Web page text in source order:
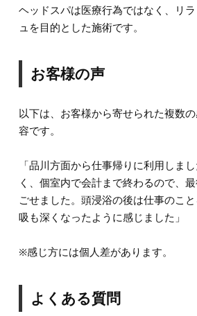
ヘッドスパは医療行為ではなく、リ
ュを目的とした施術です。
お客様の声
以下は、お客様から寄せられた複数
容です。
「品川方面から仕事帰りに利用しま
く、個室内で会計まで終わるので、
ごせました。頭浸浴の後は仕事のこ
吸も深くなったように感じました」
※感じ方には個人差があります。
よくある質問